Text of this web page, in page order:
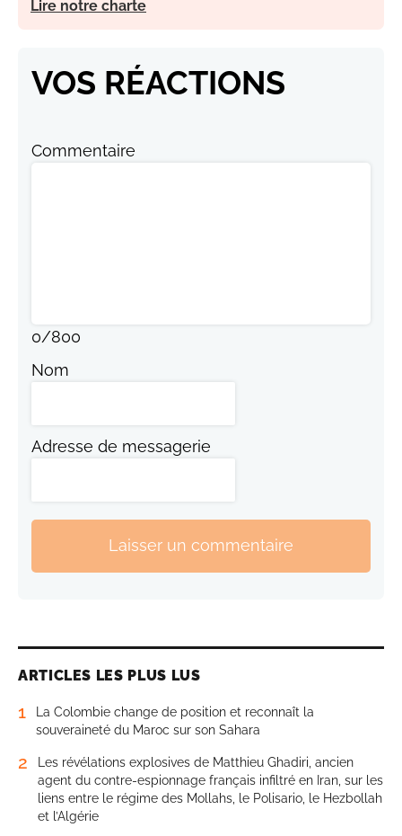
Lire notre charte
VOS RÉACTIONS
Commentaire
0/800
Nom
Adresse de messagerie
Laisser un commentaire
ARTICLES LES PLUS LUS
1
La Colombie change de position et reconnaît la
souveraineté du Maroc sur son Sahara
2
Les révélations explosives de Matthieu Ghadiri, ancien
agent du contre-espionnage français infiltré en Iran, sur les
liens entre le régime des Mollahs, le Polisario, le Hezbollah
et l’Algérie